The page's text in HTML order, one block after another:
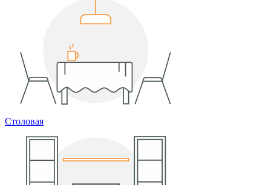
Столовая